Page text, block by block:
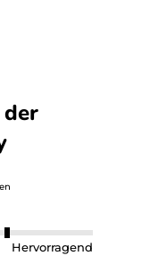
der
Hervorragend